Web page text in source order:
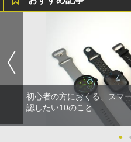
初心者の方におくる、スマ
認したい10のこと
●